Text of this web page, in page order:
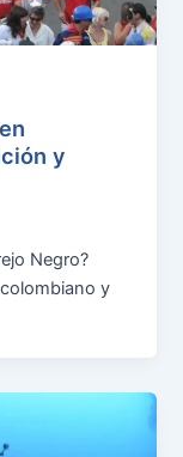
y
Negro?
y